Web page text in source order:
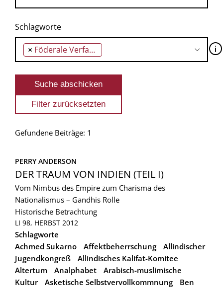
Schlagworte
× Föderale Verfassung Indiens 🛈
Gefundene Beiträge: 1
PERRY ANDERSON
DER TRAUM VON INDIEN (TEIL I)
Vom Nimbus des Empire zum Charisma des
Nationalismus – Gandhis Rolle
Historische Betrachtung
LI 98, HERBST 2012
Schlagworte
Achmed Sukarno
Affektbeherrschung
Allindischer
Jugendkongreß
Allindisches Kalifat-Komitee
Altertum
Analphabet
Arabisch-muslimische
Kultur
Asketische Selbstvervollkommnung
Ben